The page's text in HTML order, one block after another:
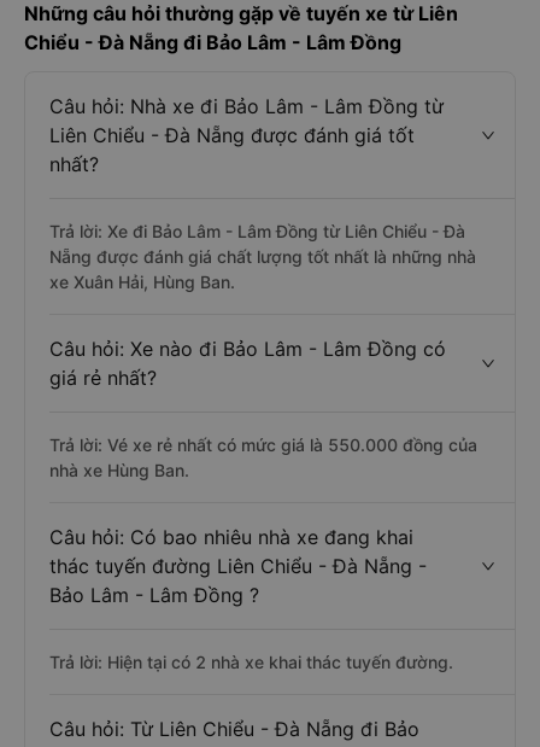
Những câu hỏi thường gặp về tuyến xe từ Liên
Chiểu - Đà Nẵng đi Bảo Lâm - Lâm Đồng
Câu hỏi: Nhà xe đi Bảo Lâm - Lâm Đồng từ
Liên Chiểu - Đà Nẵng được đánh giá tốt
nhất?
Trả lời: Xe đi Bảo Lâm - Lâm Đồng từ Liên Chiểu - Đà
Nẵng được đánh giá chất lượng tốt nhất là những nhà
xe Xuân Hải, Hùng Ban.
Câu hỏi: Xe nào đi Bảo Lâm - Lâm Đồng có
giá rẻ nhất?
Trả lời: Vé xe rẻ nhất có mức giá là 550.000 đồng của
nhà xe Hùng Ban.
Câu hỏi: Có bao nhiêu nhà xe đang khai
thác tuyến đường Liên Chiểu - Đà Nẵng -
Bảo Lâm - Lâm Đồng ?
Trả lời: Hiện tại có 2 nhà xe khai thác tuyến đường.
Câu hỏi: Từ Liên Chiểu - Đà Nẵng đi Bảo